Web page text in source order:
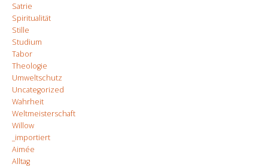
Satrie
Spiritualität
Stille
Studium
Tabor
Theologie
Umweltschutz
Uncategorized
Wahrheit
Weltmeisterschaft
Willow
_importiert
Aimée
Alltag